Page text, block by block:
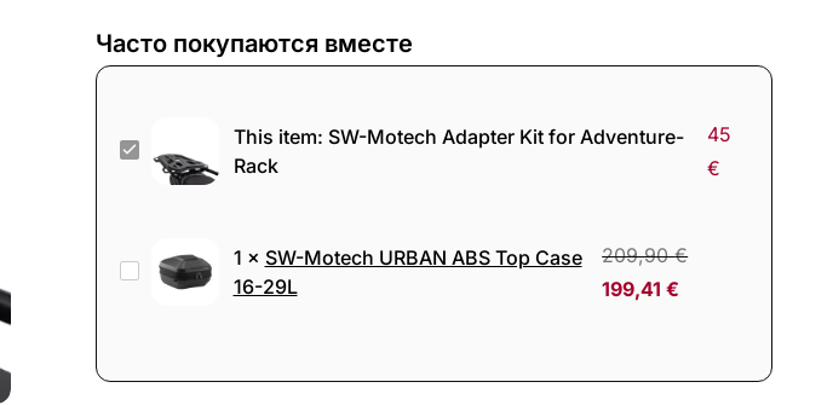
Часто покупаются вместе
SW-
Motech
for
This item: SW-Motech Adapter Kit for Adventure-
Rack
45
€
1 × SW-Motech URBAN ABS Top Case
16-29L
209,90€
199,41€